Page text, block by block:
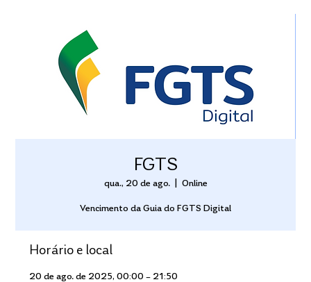
FGTS
qua., 20 de ago.
  |
Online
Vencimento da Guia do FGTS Digital
Horário e local
20 de ago. de 2025, 00:00 – 21:50